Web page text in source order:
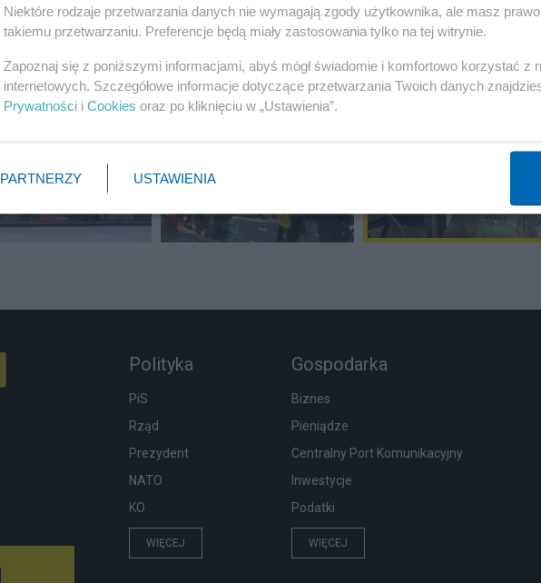
Polityka
PiS
Rząd
Prezydent
NATO
KO
WIĘCEJ
Gospodarka
Biznes
Pieniądze
Centralny Port Komunikacyjny
Inwestycje
Podatki
WIĘCEJ
Niektóre rodzaje przetwarzania danych nie wymagają zgody użytkownika, ale masz
takiemu przetwarzaniu. Preferencje będą miały zastosowania tylko na tej witrynie.
Zapoznaj się z poniższymi informacjami, abyś mógł świadomie i komfortowo korzystać z
internetowych. Szczegółowe informacje dotyczące przetwarzania Twoich danych
Prywatności i Cookies oraz po kliknięciu w „Ustawienia”.
PARTNERZY USTAWIENIA